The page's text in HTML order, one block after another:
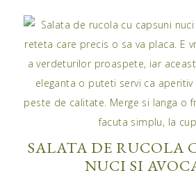
SALATA DE RUCOLA
NUCI SI